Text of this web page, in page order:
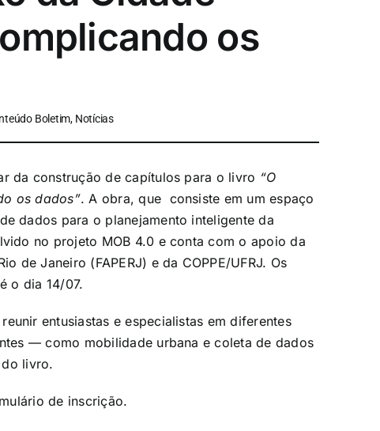
os
Boletim, Notícias
da construção de capítulos para o livro “O
os dados”. A obra, que consiste em um espaço
dados para o planejamento inteligente da
no projeto MOB 4.0 e conta com o apoio da
de Janeiro (FAPERJ) e da COPPE/UFRJ. Os
o dia 14/07.
entusiastas e especialistas em diferentes
— como mobilidade urbana e coleta de dados
livro.
de inscrição.